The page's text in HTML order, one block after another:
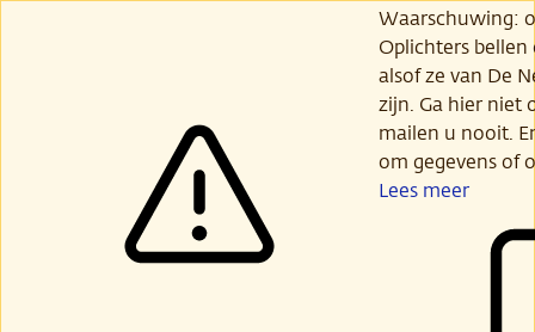
Waarschuwing:
Oplichters
alsof ze van De
zijn. Ga hier niet
mailen u nooit.
om gegevens of
Lees meer